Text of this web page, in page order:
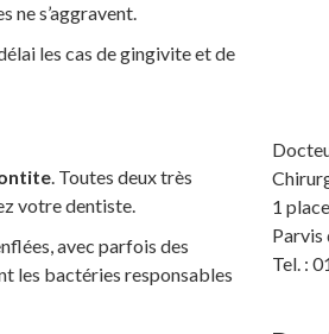
ne s’aggravent.
les cas de gingivite et de
. Toutes deux très
votre dentiste.
avec parfois des
les bactéries responsables
1
Parvis
Tel. :